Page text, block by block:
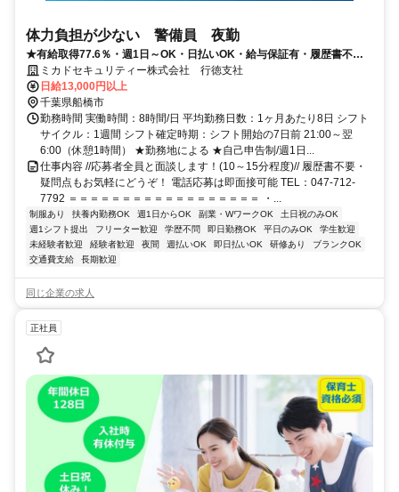
体力負担が少ない 警備員 夜勤
★有給取得77.6％・週1日～OK・日払いOK・給与保証有・履歴書不要
★ ミカドセキュリティー株式会社 行徳支社
日給13,000円以上
千葉県船橋市
勤務時間 実働時間：8時間/日 平均勤務日数：1ヶ月あたり8日 シフト
サイクル：1週間 シフト確定時期：シフト開始の7日前 21:00～翌
6:00（休憩1時間） ★勤務地による ★自己申告制/週1日...
仕事内容 //応募者全員と面談します！(10～15分程度)// 履歴書不要・
疑問点もお気軽にどうぞ！ 電話応募は即面接可能 TEL：047-712-
7792 ＝＝＝＝＝＝＝＝＝＝＝＝＝＝＝＝＝＝ ・...
制服あり 扶養内勤務OK 週1日からOK 副業・WワークOK
土日祝のみOK
週1シフト提出
フリーター歓迎 学歴不問 即日勤務OK 平日のみOK
学生歓迎
未経験者歓迎
経験者歓迎 夜間 週払いOK 即日払いOK 研修あり
ブランクOK
交通費支給
長期歓迎
同じ企業の求人
正社員